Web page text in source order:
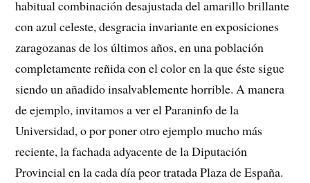
habitual combinación desajustada del amarillo brillante
con azul celeste, desgracia invariante en exposiciones
zaragozanas de los últimos años, en una población
completamente reñida con el color en la que éste sigue
siendo un añadido insalvablemente horrible. A manera
de ejemplo, invitamos a ver el Paraninfo de la
Universidad, o por poner otro ejemplo mucho más
reciente, la fachada adyacente de la Diputación
Provincial en la cada día peor tratada Plaza de España.